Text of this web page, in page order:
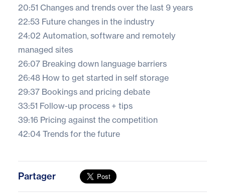
20:51 Changes and trends over the last 9 years
22:53 Future changes in the industry
24:02 Automation, software and remotely
managed sites
26:07 Breaking down language barriers
26:48 How to get started in self storage
29:37 Bookings and pricing debate
33:51 Follow-up process + tips
39:16 Pricing against the competition
42:04 Trends for the future
Partager